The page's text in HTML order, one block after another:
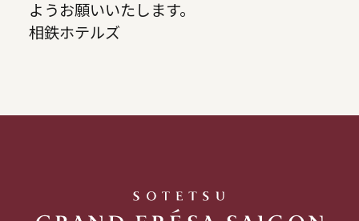
ようお願いいたします。
相鉄ホテルズ